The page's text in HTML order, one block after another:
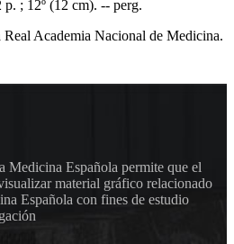
; 12º (12 cm). -- perg.
Academia Nacional de Medicina.
Medicina Española permite que el
material gráfico relacionado
Española con fines de estudio